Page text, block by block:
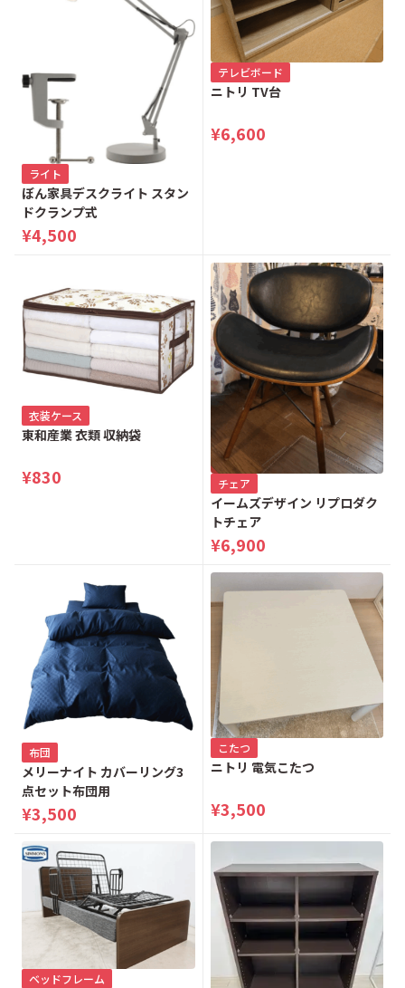
ライト
ぼん家具デスクライト スタン
ドクランプ式
¥4,500
テレビボード
ニトリ TV台
¥6,600
衣装ケース
東和産業 衣類 収納袋
¥830 チェア
イームズデザイン リプロダク
トチェア
¥6,900
布団
メリーナイト カバーリング3
点セット布団用
¥3,500
こたつ
ニトリ 電気こたつ
¥3,500
ベッドフレーム